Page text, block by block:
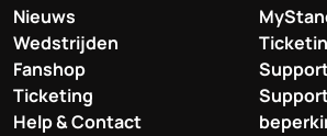
Nieuws
Wedstrijden
Fanshop
Ticketing
Help & Contact